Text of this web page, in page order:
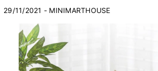
29/11/2021 - MINIMARTHOUSE